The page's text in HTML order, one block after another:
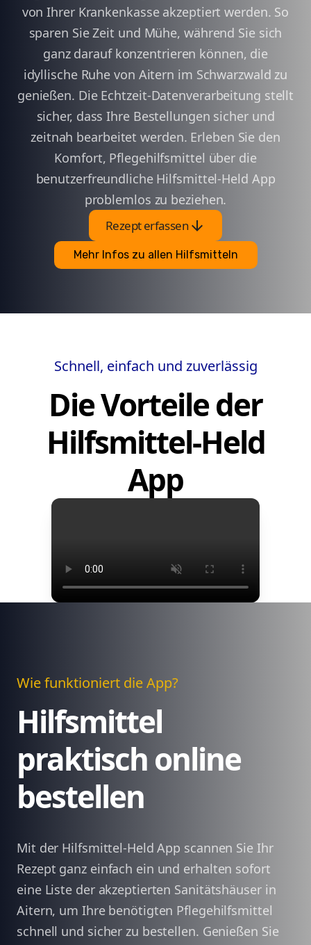
von Ihrer Krankenkasse akzeptiert werden. So
sparen Sie Zeit und Mühe, während Sie sich
ganz darauf konzentrieren können, die
idyllische Ruhe von Aitern im Schwarzwald zu
genießen. Die Echtzeit-Datenverarbeitung stellt
sicher, dass Ihre Bestellungen sicher und
zeitnah bearbeitet werden. Erleben Sie den
Komfort, Pflegehilfsmittel über die
benutzerfreundliche Hilfsmittel-Held App
problemlos zu beziehen.
Rezept erfassenarrow_downward
Mehr Infos zu allen Hilfsmitteln
Schnell, einfach und zuverlässig
Die Vorteile der
Hilfsmittel-Held
App
Wie funktioniert die App?
Hilfsmittel
praktisch online
bestellen
Mit der Hilfsmittel-Held App scannen Sie Ihr
Rezept ganz einfach ein und erhalten sofort
eine Liste der akzeptierten Sanitätshäuser in
Aitern, um Ihre benötigten Pflegehilfsmittel
schnell und sicher zu bestellen. Genießen Sie